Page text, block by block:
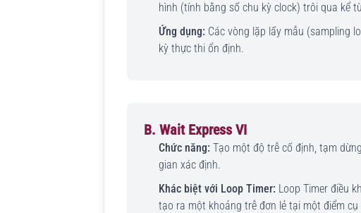
hình (tính bằng số chu kỳ clock) trôi qua kể
Ứng dụng: Các vòng lặp lấy mẫu (sampling
kỳ thực thi ổn định.
B. Wait Express VI
Chức năng: Tạo một độ trễ cố định, tạm
gian xác định.
Khác biệt với Loop Timer: Loop Timer điều
tạo ra một khoảng trễ đơn lẻ tại một điểm cụ